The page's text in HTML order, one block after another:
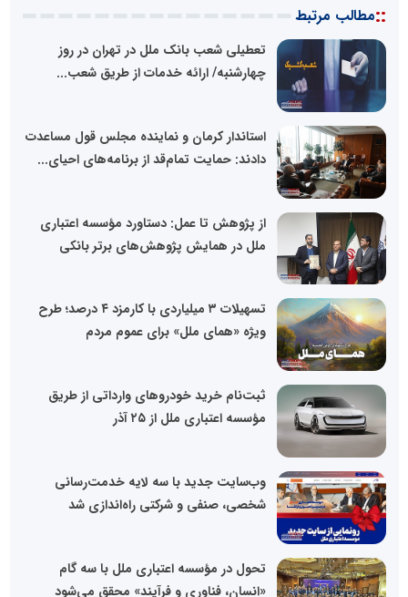
::مطالب مرتبط
تعطیلی شعب بانک ملل در تهران در روز
چهارشنبه/ ارائه خدمات از طریق شعب...
استاندار کرمان و نماینده مجلس قول مساعدت
دادند: حمایت تمام‌قد از برنامه‌های احیای...
از پژوهش تا عمل: دستاورد مؤسسه اعتباری
ملل در همایش پژوهش‌های برتر بانکی
تسهیلات ۳ میلیاردی با کارمزد ۴ درصد؛ طرح
ویژه «همای ملل» برای عموم مردم
ثبت‌نام خرید خودروهای وارداتی از طریق
مؤسسه اعتباری ملل از ۲۵ آذر
وب‌سایت جدید با سه لایه خدمت‌رسانی
شخصی، صنفی و شرکتی راه‌اندازی شد
تحول در مؤسسه اعتباری ملل با سه گام
«انسان، فناوری و فرآیند» محقق می‌شود